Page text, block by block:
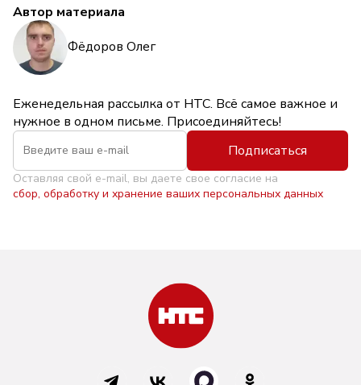
Автор материала
Фёдоров Олег
Еженедельная рассылка от НТС. Всё самое важное и
нужное в одном письме. Присоединяйтесь!
Подписаться
Оставляя свой e-mail, вы даете свое согласие на
сбор, обработку и хранение ваших персональных данных